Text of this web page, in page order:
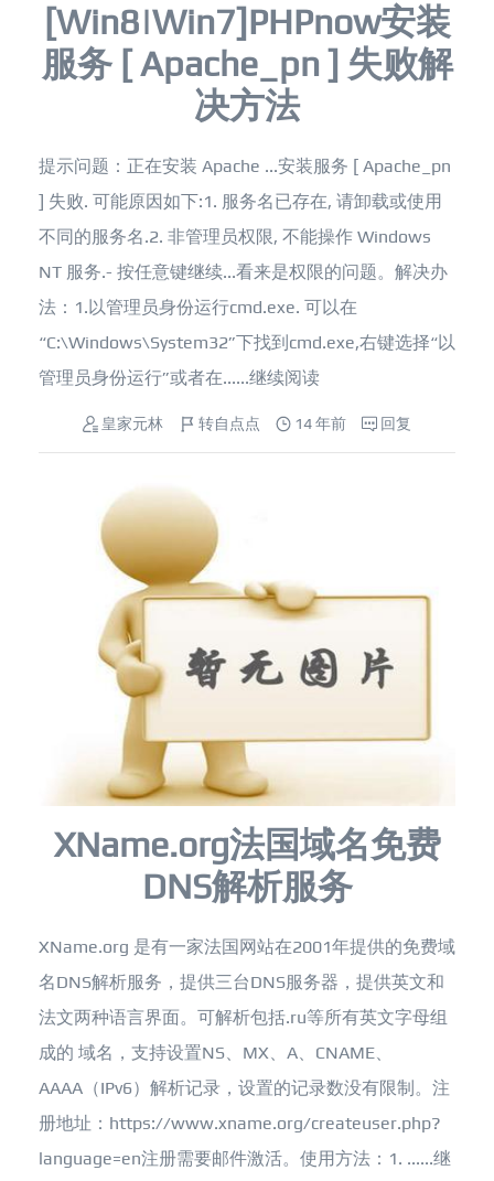
[Win8|Win7]PHPnow安装
服务 [ Apache_pn ] 失败解
决方法
提示问题：正在安装 Apache ...安装服务 [ Apache_pn
] 失败. 可能原因如下:1. 服务名已存在, 请卸载或使用
不同的服务名.2. 非管理员权限, 不能操作 Windows
NT 服务.- 按任意键继续...看来是权限的问题。解决办
法：1.以管理员身份运行cmd.exe. 可以在
“C:\Windows\System32”下找到cmd.exe,右键选择“以
管理员身份运行”或者在......继续阅读
皇家元林 转自点点 14 年前 回复
XName.org法国域名免费
DNS解析服务
XName.org 是有一家法国网站在2001年提供的免费域
名DNS解析服务，提供三台DNS服务器，提供英文和
法文两种语言界面。可解析包括.ru等所有英文字母组
成的 域名，支持设置NS、MX、A、CNAME、
AAAA（IPv6）解析记录，设置的记录数没有限制。注
册地址：https://www.xname.org/createuser.php?
language=en注册需要邮件激活。使用方法：1. ......继